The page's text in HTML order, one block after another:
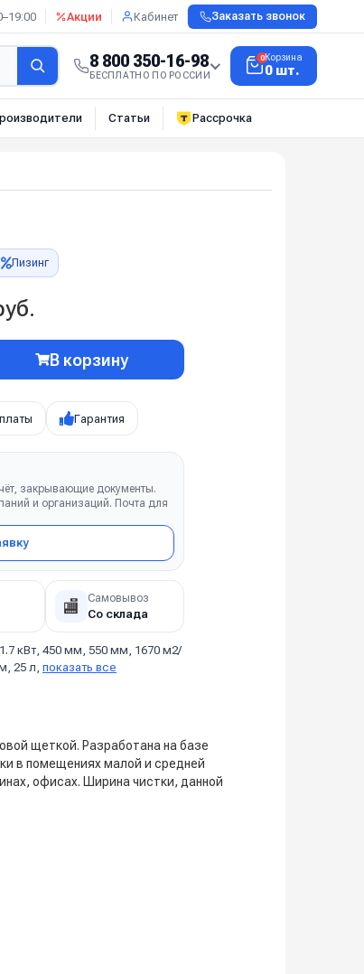
Акции Кабинет Заказать звонок
8 800 350-16-98
БЕСПЛАТНО ПО РОССИИ
0Корзина
0 шт.
Статьи Рассрочка
Лизинг
В корзину
Гарантия
закрывающие документы.
и организаций. Почта для
🏬 Самовывоз
Со склада
кВт, 450 мм, 550 мм, 1670 м2/
25 л, показать все
щеткой. Разработана на базе
в помещениях малой и средней
офисах. Ширина чистки, данной